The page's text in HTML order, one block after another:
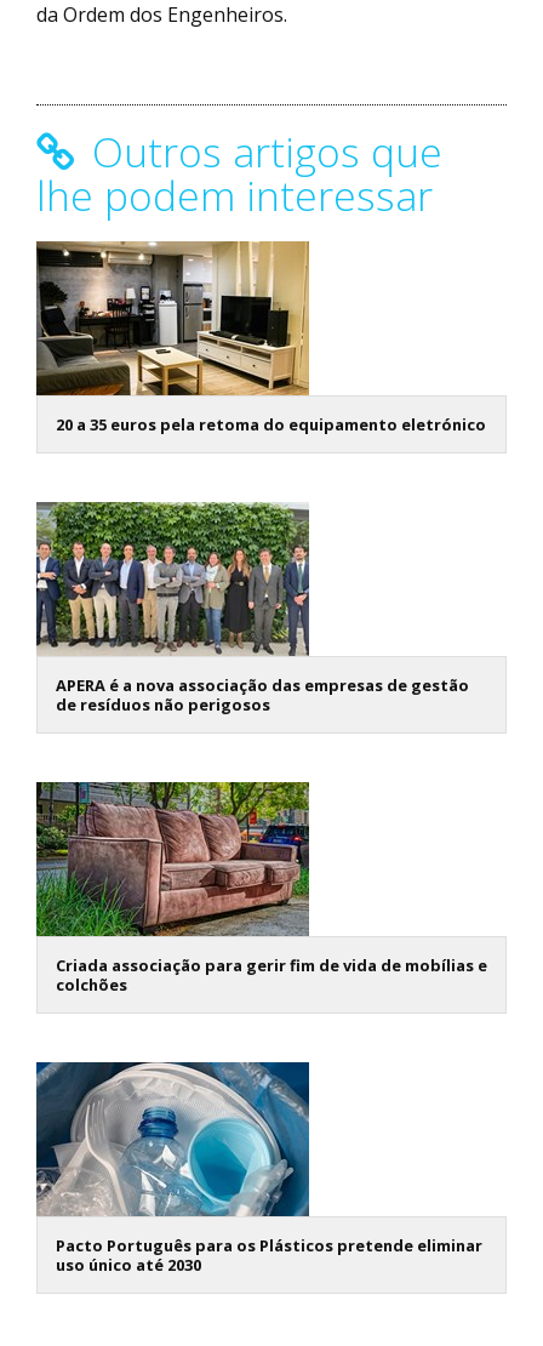
da Ordem dos Engenheiros.
Outros artigos que
lhe podem interessar
20 a 35 euros pela retoma do equipamento eletrónico
APERA é a nova associação das empresas de gestão
de resíduos não perigosos
Criada associação para gerir fim de vida de mobílias e
colchões
Pacto Português para os Plásticos pretende eliminar
uso único até 2030